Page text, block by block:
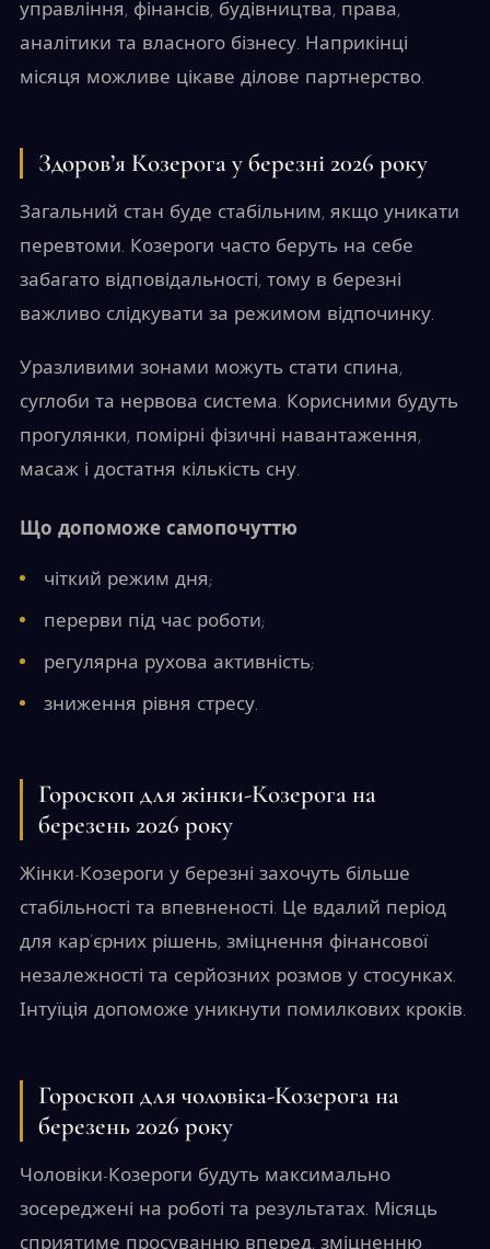
управління, фінансів, будівництва, права,
аналітики та власного бізнесу. Наприкінці
місяця можливе цікаве ділове партнерство.
Здоров’я Козерога у березні 2026 року
Загальний стан буде стабільним, якщо уникати
перевтоми. Козероги часто беруть на себе
забагато відповідальності, тому в березні
важливо слідкувати за режимом відпочинку.
Уразливими зонами можуть стати спина,
суглоби та нервова система. Корисними будуть
прогулянки, помірні фізичні навантаження,
масаж і достатня кількість сну.
Що допоможе самопочуттю
чіткий режим дня;
перерви під час роботи;
регулярна рухова активність;
зниження рівня стресу.
Гороскоп для жінки-Козерога на
березень 2026 року
Жінки-Козероги у березні захочуть більше
стабільності та впевненості. Це вдалий період
для кар’єрних рішень, зміцнення фінансової
незалежності та серйозних розмов у стосунках.
Інтуїція допоможе уникнути помилкових кроків.
Гороскоп для чоловіка-Козерога на
березень 2026 року
Чоловіки-Козероги будуть максимально
зосереджені на роботі та результатах. Місяць
сприятиме просуванню вперед, зміцненню